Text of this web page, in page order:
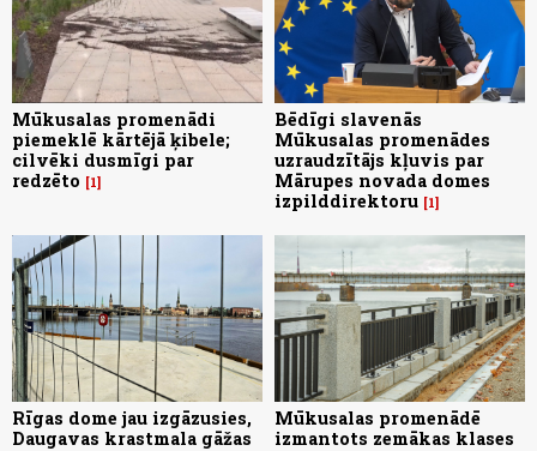
Mūkusalas promenādi
piemeklē kārtējā ķibele;
cilvēki dusmīgi par
redzēto
1
Bēdīgi slavenās
Mūkusalas promenādes
uzraudzītājs kļuvis par
Mārupes novada domes
izpilddirektoru 1
Rīgas dome jau izgāzusies,
Daugavas krastmala gāžas
Mūkusalas promenādē
izmantots zemākas klases